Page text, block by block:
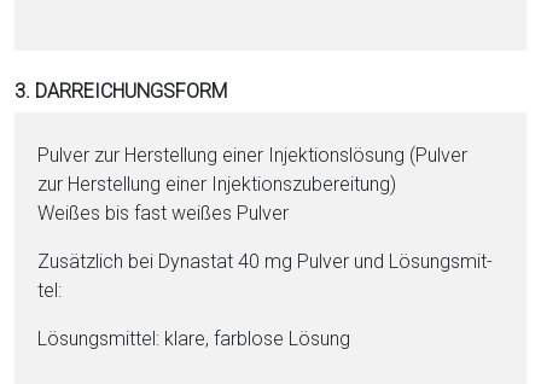
3. DARREICHUNGSFORM
Pul­ver zur Herstellung ei­ner In­jektionslösung (Pul­ver
zur Herstellung ei­ner In­jektionszubereitung)
Wei­ßes bis fast wei­ßes Pul­ver
Zusätzlich bei Dynastat 40 mg Pul­ver und Lö­sungs­mit­
tel:
Lö­sungs­mit­tel: klare, farblose Lö­sung